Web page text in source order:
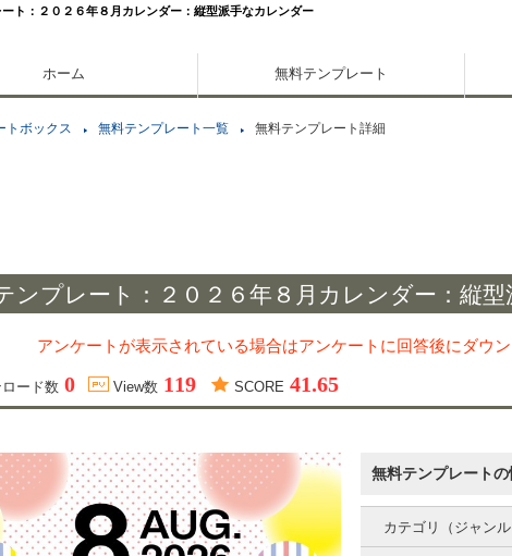
ト：２０２６年８月カレンダー：縦型派手なカレンダー
ホーム 無料テンプレート
トボックス 無料テンプレート一覧 無料テンプレート詳細
ンプレート：２０２６年８月カレンダー：縦
アンケートが表示されている場合はアンケートに回答後にダウン
ード数 0 View数 119 SCORE 41.65
無料テンプレートの
カテゴリ（ジャンル